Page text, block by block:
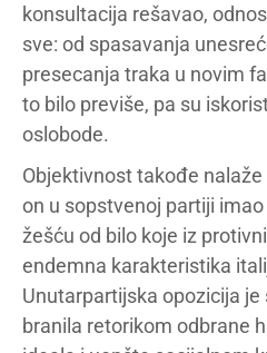
konsultacija rešavao,
sve: od spasavanja
presecanja traka u novim
to bilo previše, pa su
oslobode.
Objektivnost takođe
on u sopstvenoj partiji
žešću od bilo koje iz
endemna karakteristika
Unutarpartijska opozicija
branila retorikom odbrane